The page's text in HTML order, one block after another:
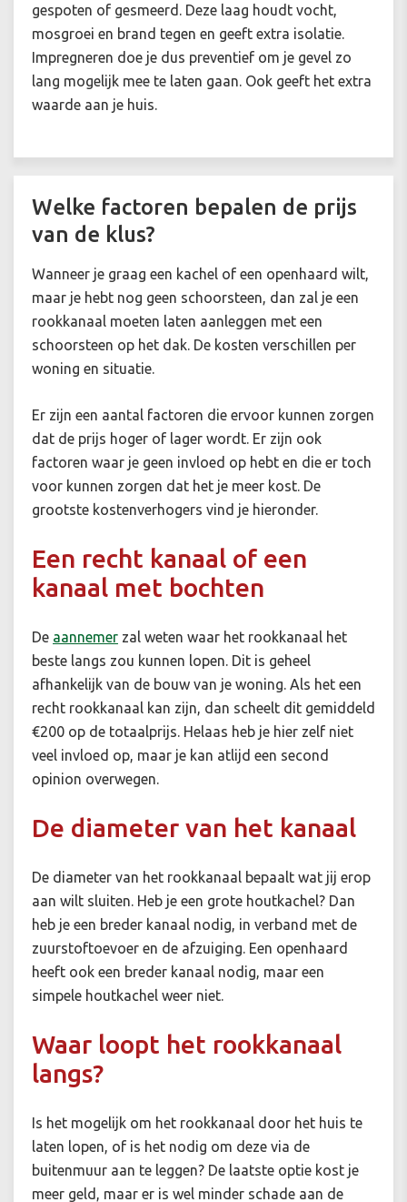
gespoten of gesmeerd. Deze laag houdt vocht,
mosgroei en brand tegen en geeft extra isolatie.
Impregneren doe je dus preventief om je gevel zo
lang mogelijk mee te laten gaan. Ook geeft het extra
waarde aan je huis.
Welke factoren bepalen de prijs
van de klus?
Wanneer je graag een kachel of een openhaard wilt,
maar je hebt nog geen schoorsteen, dan zal je een
rookkanaal moeten laten aanleggen met een
schoorsteen op het dak. De kosten verschillen per
woning en situatie.
Er zijn een aantal factoren die ervoor kunnen zorgen
dat de prijs hoger of lager wordt. Er zijn ook
factoren waar je geen invloed op hebt en die er toch
voor kunnen zorgen dat het je meer kost. De
grootste kostenverhogers vind je hieronder.
Een recht kanaal of een
kanaal met bochten
De aannemer zal weten waar het rookkanaal het
beste langs zou kunnen lopen. Dit is geheel
afhankelijk van de bouw van je woning. Als het een
recht rookkanaal kan zijn, dan scheelt dit gemiddeld
€200 op de totaalprijs. Helaas heb je hier zelf niet
veel invloed op, maar je kan atlijd een second
opinion overwegen.
De diameter van het kanaal
De diameter van het rookkanaal bepaalt wat jij erop
aan wilt sluiten. Heb je een grote houtkachel? Dan
heb je een breder kanaal nodig, in verband met de
zuurstoftoevoer en de afzuiging. Een openhaard
heeft ook een breder kanaal nodig, maar een
simpele houtkachel weer niet.
Waar loopt het rookkanaal
langs?
Is het mogelijk om het rookkanaal door het huis te
laten lopen, of is het nodig om deze via de
buitenmuur aan te leggen? De laatste optie kost je
meer geld, maar er is wel minder schade aan de